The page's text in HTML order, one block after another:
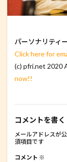
パーソナリティ
Click here for
(c) pfri.net 2020
now!!
コメントを書く
メールアドレスが
須項目です
コメント ※